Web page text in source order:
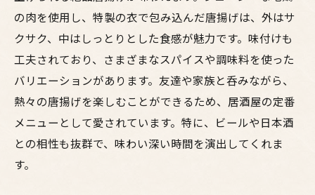
の肉を使用し、特製の衣で包み込んだ唐揚げは、外はサ
クサク、中はしっとりとした食感が魅力です。味付けも
工夫されており、さまざまなスパイスや調味料を使った
バリエーションがあります。友達や家族と呑みながら、
熱々の唐揚げを楽しむことができるため、居酒屋の定番
メニューとして愛されています。特に、ビールや日本酒
との相性も抜群で、味わい深い時間を演出してくれま
す。